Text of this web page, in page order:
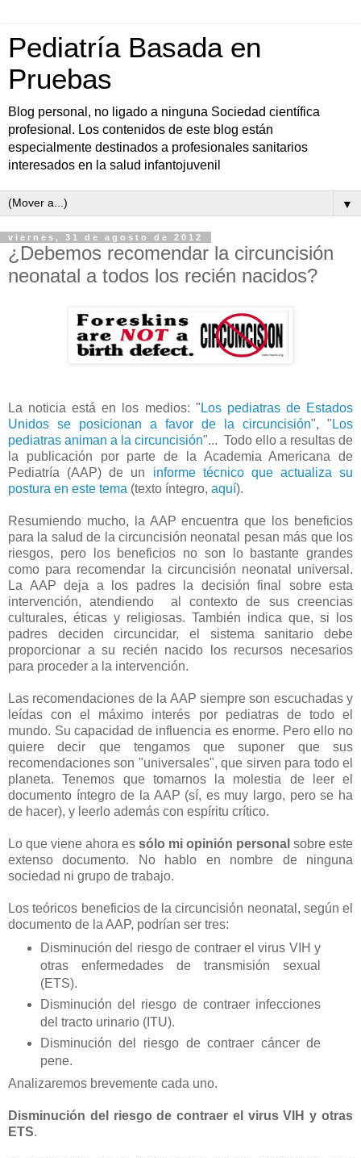
Pediatría Basada en
Pruebas
Blog personal, no ligado a ninguna Sociedad científica
profesional. Los contenidos de este blog están
especialmente destinados a profesionales sanitarios
interesados en la salud infantojuvenil
▼
viernes, 31 de agosto de 2012
¿Debemos recomendar la circuncisión
neonatal a todos los recién nacidos?
La noticia está en los medios: " Los pediatras de Estados
Unidos se posicionan a favor de la circuncisión", " Los
pediatras animan a la circuncisión"... Todo ello a resultas de
la publicación por parte de la Academia Americana de
Pediatría (AAP) de un informe técnico que actualiza su
postura en este tema (texto íntegro, aquí).
Resumiendo mucho, la AAP encuentra que los beneficios
para la salud de la circuncisión neonatal pesan más que los
riesgos, pero los beneficios no son lo bastante grandes
como para recomendar la circuncisión neonatal universal.
La AAP deja a los padres la decisión final sobre esta
intervención, atendiendo al contexto de sus creencias
culturales, éticas y religiosas. También indica que, si los
padres deciden circuncidar, el sistema sanitario debe
proporcionar a su recién nacido los recursos necesarios
para proceder a la intervención.
Las recomendaciones de la AAP siempre son escuchadas y
leídas con el máximo interés por pediatras de todo el
mundo. Su capacidad de influencia es enorme. Pero ello no
quiere decir que tengamos que suponer que sus
recomendaciones son "universales", que sirven para todo el
planeta. Tenemos que tomarnos la molestia de leer el
documento íntegro de la AAP (sí, es muy largo, pero se ha
de hacer), y leerlo además con espíritu crítico.
Lo que viene ahora es sólo mi opinión personal sobre este
extenso documento. No hablo en nombre de ninguna
sociedad ni grupo de trabajo.
Los teóricos beneficios de la circuncisión neonatal, según el
documento de la AAP, podrían ser tres:
Disminución del riesgo de contraer el virus VIH y
otras enfermedades de transmisión sexual
(ETS).
Disminución del riesgo de contraer infecciones
del tracto urinario (ITU).
Disminución del riesgo de contraer cáncer de
pene.
Analizaremos brevemente cada uno.
Disminución del riesgo de contraer el virus VIH y otras
ETS.